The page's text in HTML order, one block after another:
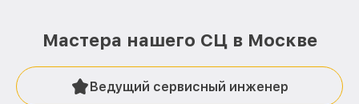
Мастера нашего СЦ в Москве
Ведущий сервисный инженер